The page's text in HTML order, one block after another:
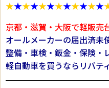
★★★★★★★★★★★★
京都・滋賀・大阪で軽販売
オールメーカーの届出済未
整備・車検・鈑金・保険・
軽自動車を買うならリバテ